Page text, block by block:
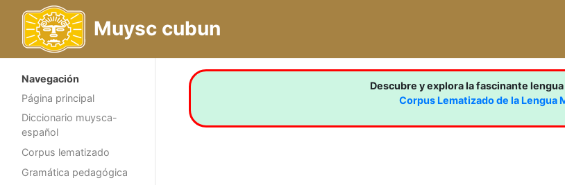
Muysc cubun
Navegación
Página principal
Diccionario muysca-
español
Corpus lematizado
Gramática pedagógica
Descubre y explora la fascinante
Corpus Lematizado de la Lengua